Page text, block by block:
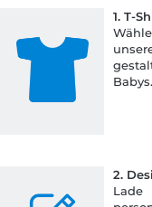
2.
1. T-
Babys.